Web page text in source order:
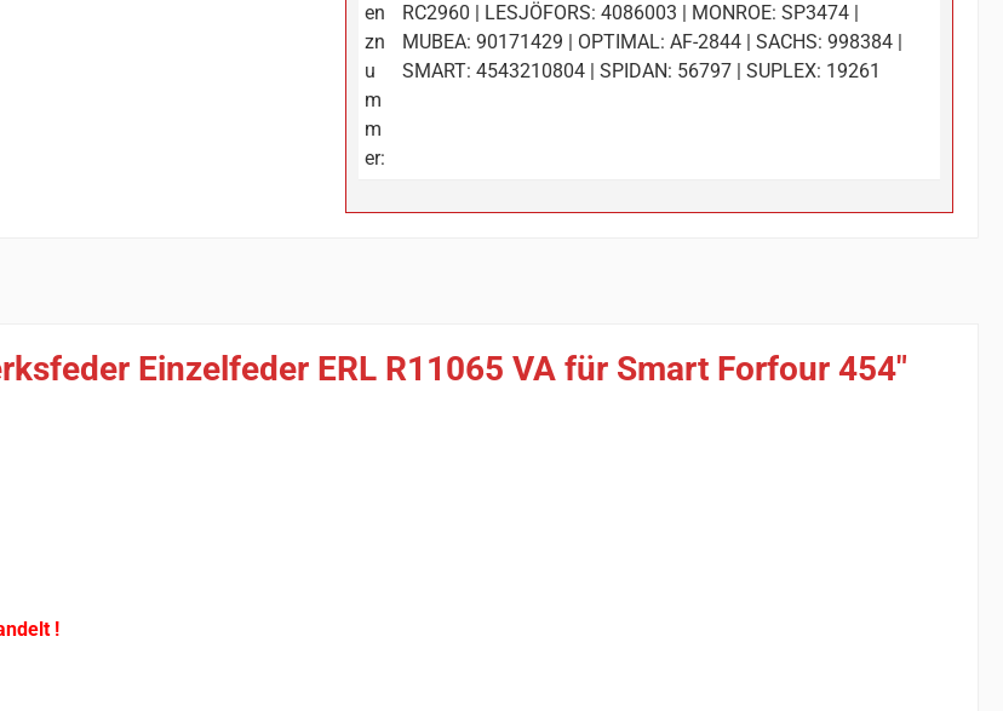
en
zn
u
m
m
er:
RC2960 | LESJÖFORS: 4086003 | MONROE: SP3474 |
MUBEA: 90171429 | OPTIMAL: AF-2844 | SACHS: 998384 |
SMART: 4543210804 | SPIDAN: 56797 | SUPLEX: 19261
Einzelfeder ERL R11065 VA für Smart Forfour 454"
!